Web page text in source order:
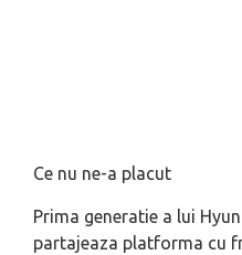
Ce nu ne-a placut
Prima generatie a lui
partajeaza platforma cu